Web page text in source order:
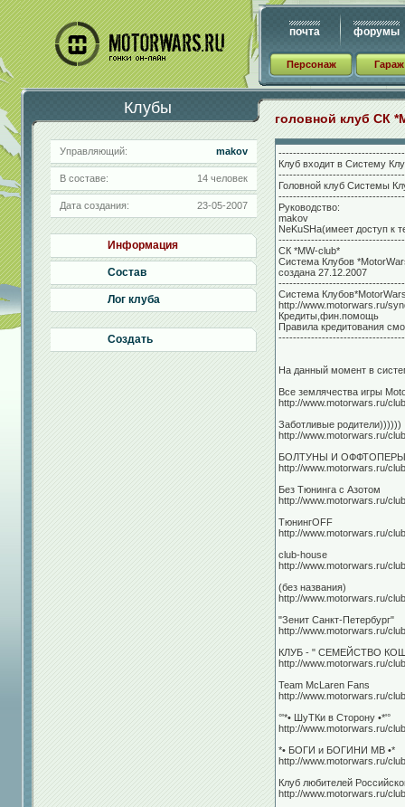
почта форумы
Персонаж Гараж
Клубы
Управляющий: makov
В составе: 14 человек
Дата создания: 23-05-2007
Информация
Состав
Лог клуба
Создать
головной клуб СК
Клуб входит в Систему
Головной клуб Системы
Руководство:
makov
NeKuSHa(имеет доступ к
СК *MW-club*
Система Клубов
создана 27.12.2007
Система
http://www.motorwars.ru/
Кредиты,фин.помощь
Правила кредитования
На данный момент в
Все землячества игры
http://www.motorwars.ru/
Заботливые родители))))))
http://www.motorwars.ru/
БОЛТУНЫ И ОФФТОПЕРЫ
http://www.motorwars.ru/
Без Тюнинга с Азотом
http://www.motorwars.ru/
ТюнингOFF
http://www.motorwars.ru/
club-house
http://www.motorwars.ru/
(без названия)
http://www.motorwars.ru/
"Зенит Санкт-Петербург"
http://www.motorwars.ru/
КЛУБ - " СЕМЕЙСТВО
http://www.motorwars.ru/
Team McLaren Fans
http://www.motorwars.ru/
°'*• ШуТКи в Сторону •*'°
http://www.motorwars.ru/
*• БОГИ и БОГИНИ МВ •*
http://www.motorwars.ru/
Клуб любителей
http://www.motorwars.ru/